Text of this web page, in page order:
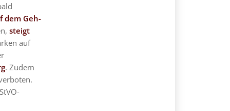
dem Geh-
steigt
auf
. Zudem